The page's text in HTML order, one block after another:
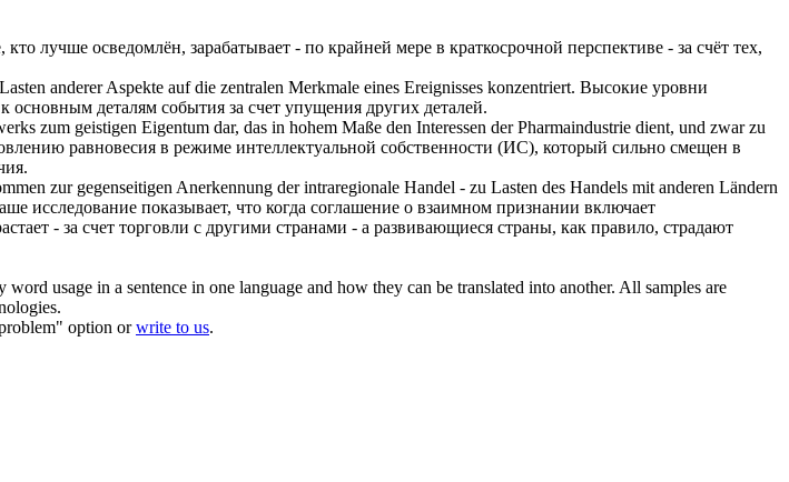
кто лучше осведомлён, зарабатывает - по крайней мере в краткосрочной перспективе - за счёт тех,
anderer Aspekte auf die zentralen Merkmale eines Ereignisses konzentriert. Высокие уровни
основным деталям события за счет упущения других деталей.
zum geistigen Eigentum dar, das in hohem Maße den Interessen der Pharmaindustrie dient, und zwarzu
равновесия в режиме интеллектуальной собственности (ИС), который сильно смещен в
zur gegenseitigen Anerkennung der intraregionale Handel - zu Lasten des Handels mit anderen Ländern
исследование показывает, что когда соглашение о взаимном признании включает
- за счет торговли с другими странами - а развивающиеся страны, как правило, страдают
usage in a sentence in one language and how they can be translated into another. All samples are
option orwrite to us.